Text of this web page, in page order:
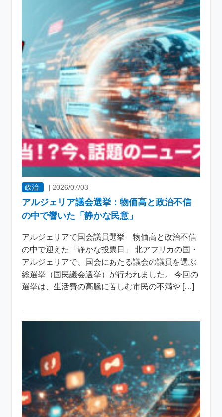
政治 | 2026/07/03
アルジェリア議会選挙：物価高と政治不信
の中で響いた「静かな民意」
アルジェリアで国会議員選挙 物価高と政治不信
の中で迎えた「静かな投票日」 北アフリカの国・
アルジェリアで、国会にあたる議会の議員を選ぶ
総選挙（国民議会選挙）が行われました。 今回の
選挙は、生活費の高騰に苦しむ市民の不満や […]